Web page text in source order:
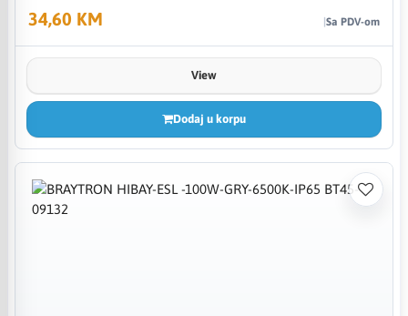
34,60 KM Sa PDV-om
View
Dodaj u korpu